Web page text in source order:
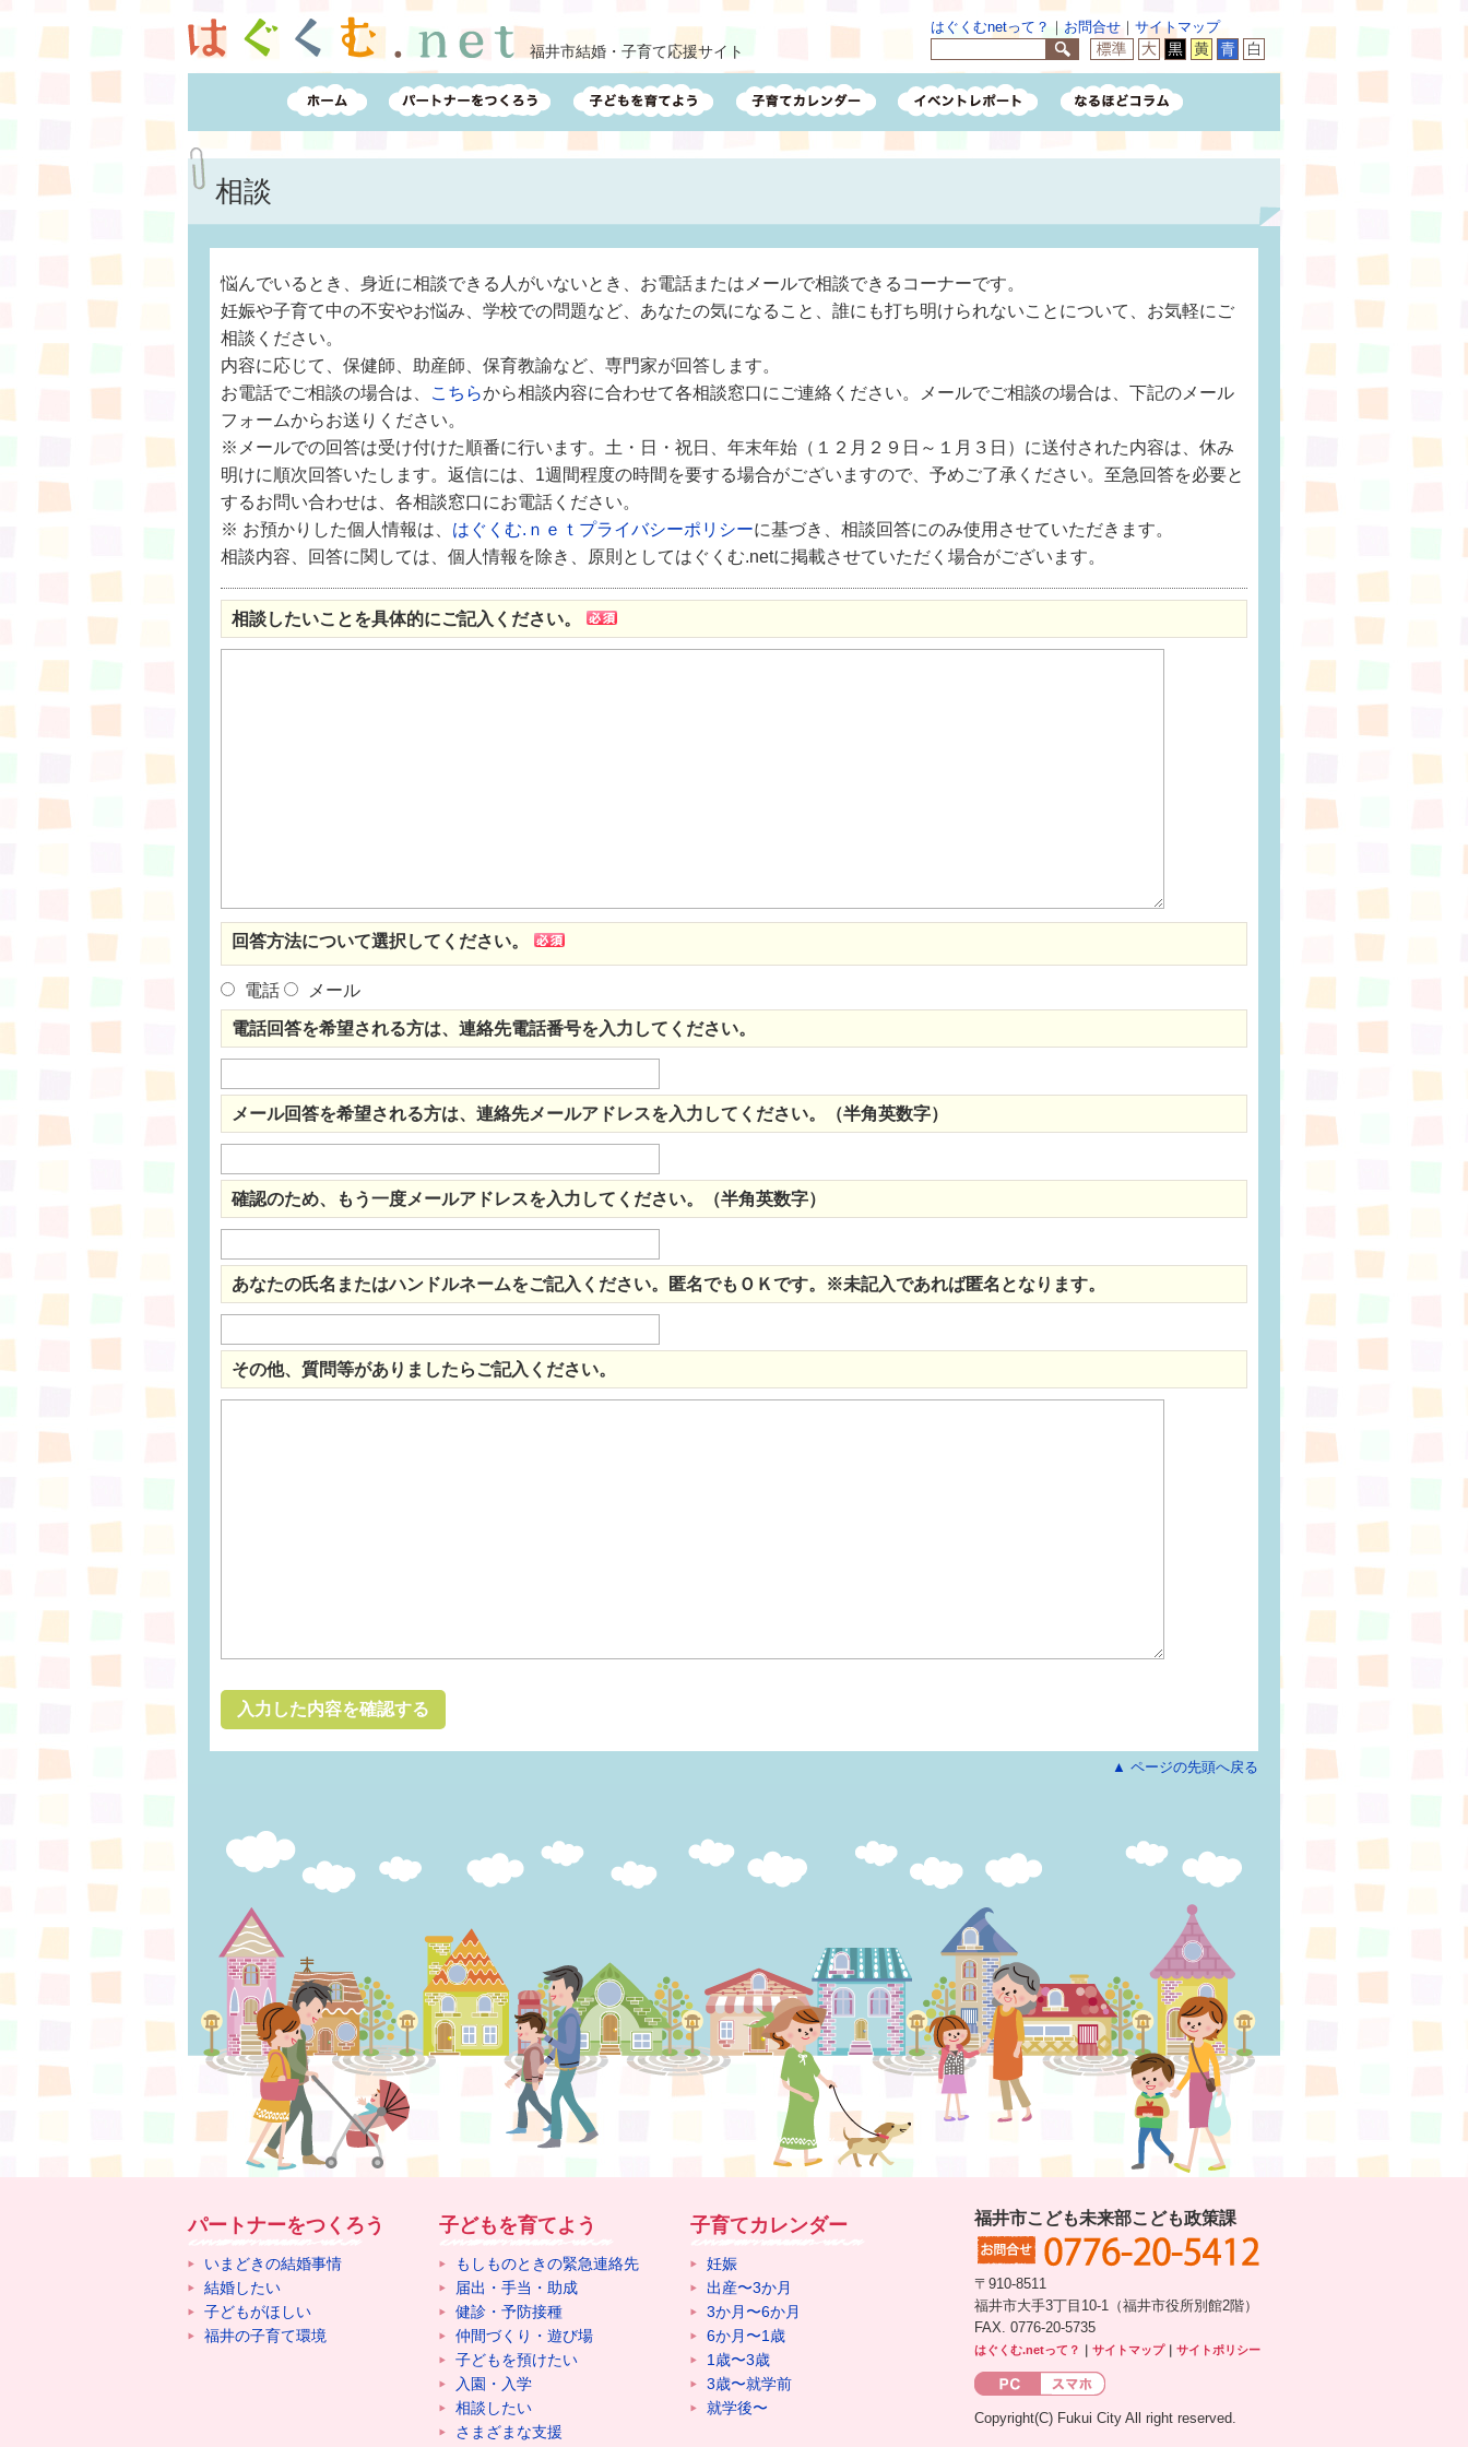
福井市結婚・子育て応援サイト
はぐくむnetって？ ｜ お問合せ ｜ サイトマップ
相談
悩んでいるとき、身近に相談できる人がいないとき、お電話またはメールで相談できるコーナーです。
妊娠や子育て中の不安やお悩み、学校での問題など、あなたの気になること、誰にも打ち明けられないことについて、お気軽にご
相談ください。
内容に応じて、保健師、助産師、保育教諭など、専門家が回答します。
お電話でご相談の場合は、
こちらから相談内容に合わせて各相談窓口にご連絡ください。メールでご相談の場合は、下記のメール
フォームからお送りください。
※メールでの回答は受け付けた順番に行います。土・日・祝日、年末年始（１２月２９日～１月３日）に送付された内容は、休み
明けに順次回答いたします。返信には、1週間程度の時間を要する場合がございますので、予めご了承ください。至急回答を必要と
するお問い合わせは、各相談窓口にお電話ください。
※ お預かりした個人情報は、 はぐくむ.ｎｅｔプライバシーポリシーに基づき、相談回答にのみ使用させていただきます。
相談内容、回答に関しては、個人情報を除き、原則としてはぐくむ.netに掲載させていただく場合がございます。
相談したいことを具体的にご記入ください。
回答方法について選択してください。
電話 メール
電話回答を希望される方は、連絡先電話番号を入力してください。
メール回答を希望される方は、連絡先メールアドレスを入力してください。（半角英数字）
確認のため、もう一度メールアドレスを入力してください。（半角英数字）
あなたの氏名またはハンドルネームをご記入ください。匿名でもＯＫです。※未記入であれば匿名となります。
その他、質問等がありましたらご記入ください。
▲ ページの先頭へ戻る
パートナーをつくろう
いまどきの結婚事情
結婚したい
子どもがほしい
福井の子育て環境
子どもを育てよう
もしものときの緊急連絡先
届出・手当・助成
健診・予防接種
仲間づくり・遊び場
子どもを預けたい
入園・入学
相談したい
さまざまな支援
子育てカレンダー
妊娠
出産〜3か月
3か月〜6か月
6か月〜1歳
1歳〜3歳
3歳〜就学前
就学後〜
福井市こども未来部こども政策課
〒910-8511
福井市大手3丁目10-1（福井市役所別館2階）
FAX. 0776-20-5735
はぐくむ.netって？ サイトマップ｜ サイトポリシー
Copyright(C) Fukui City All right reserved.